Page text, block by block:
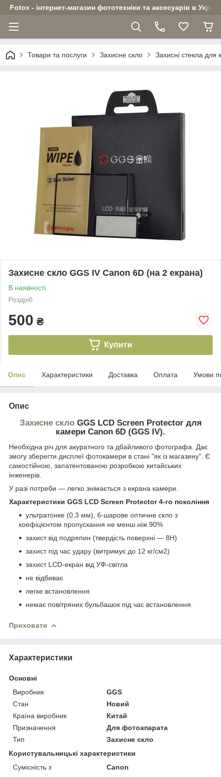
Fotox - інтернет-магазин фототехніки та аксесуарів в
Товари та послуги Захисне скло Захисні стекла для
Захисне скло GGS IV Canon 6D (на 2 екрана)
В наявності
Роздріб
500 ₴
Купити
Опис Характеристики Доставка Оплата Умови
Опис
Захисне склоGGS LCD Screen Protector для
камери Canon 6D (GGS IV).
Необхідна річ для акуратного та дбайливого фотографа. Дає
змогу зберегти дисплеї фотокамери в стані "як із магазину". Є
самостійною, запатентованою розробкою китайських
інженерів.
У разі потреби — легко знімається з екрана камери.
Характеристики GGS LCD Screen Protector 4-го покоління
ультратонке (0,3 мм), 6-шарове оптичне скло з
коефіцієнтом пропускання не менш ніж 90%
захист від подряпин (твердість поверхні — 8H)
захист під час удару (витримує до 12 кг/см2)
захист LCD-екран від УФ-світла
не відбиває
легке встановлення
немає повітряних бульбашок під час встановлення.
Приховати
Характеристики
Основні
Виробник
GGS
Стан
Новий
Країна виробник
Китай
Призначення
Для фотоапарата
Тип
Захисне скло
Користувальницькі характеристики
Сумісність з
Canon